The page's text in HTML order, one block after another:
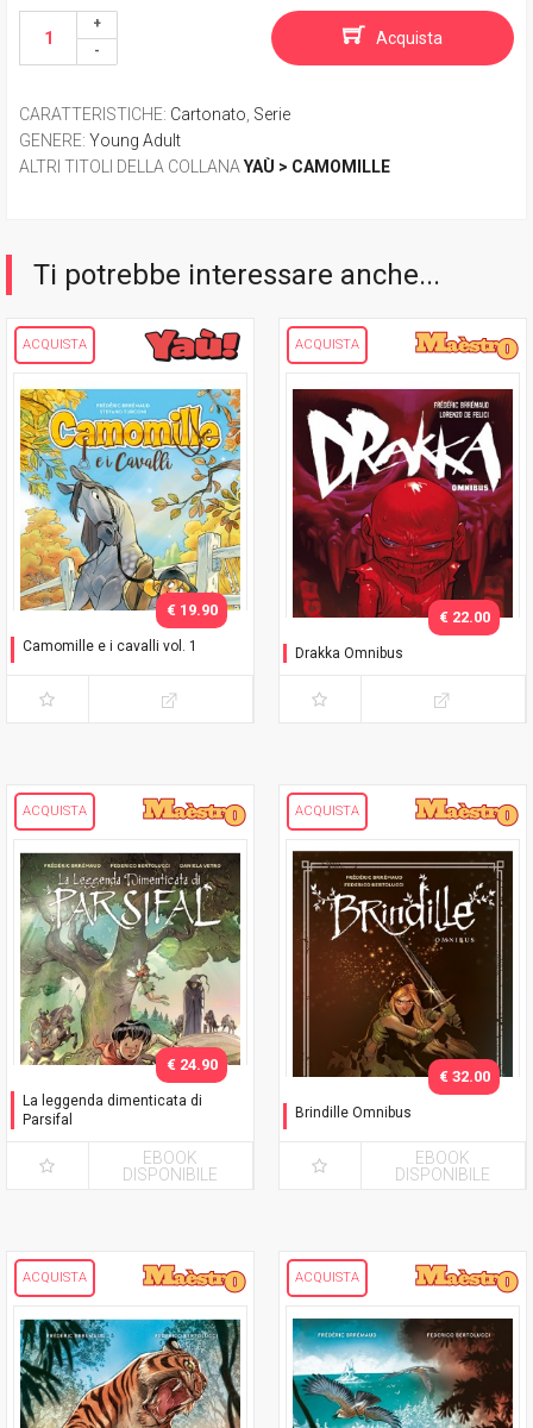
Acquista
CARATTERISTICHE: Cartonato Serie
GENERE: Young Adult
ALTRI TITOLI DELLA COLLANA YAÙ > CAMOMILLE
Ti potrebbe interessare anche...
ACQUISTA
Camomille e i cavalli vol. 1
€ 19.90
ACQUISTA
Drakka Omnibus
€ 22.00
ACQUISTA
La leggenda dimenticata di
Parsifal
€ 24.90
EBOOK
DISPONIBILE
ACQUISTA
Brindille Omnibus
€ 32.00
EBOOK
DISPONIBILE
ACQUISTA ACQUISTA